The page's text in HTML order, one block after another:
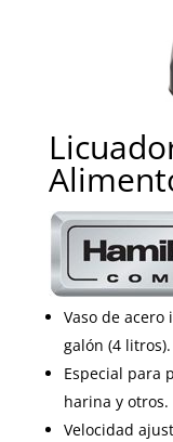
Vaso de acero
galón (4 litros).
Especial para
harina y otros.
Velocidad